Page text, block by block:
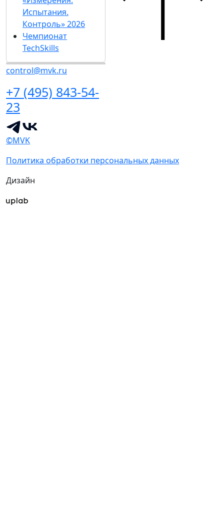
Испытания.
Контроль» 2026
Чемпионат
TechSkills
control@mvk.ru
+7 (495) 843-54-
23
©MVK
Политика обработки персональных данных
Дизайн